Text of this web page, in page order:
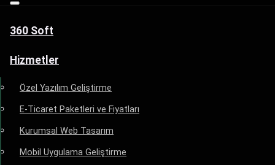
360 Soft
Hizmetler
Özel Yazılım Geliştirme
E-Ticaret Paketleri ve Fiyatları
Kurumsal Web Tasarım
Mobil Uygulama Geliştirme